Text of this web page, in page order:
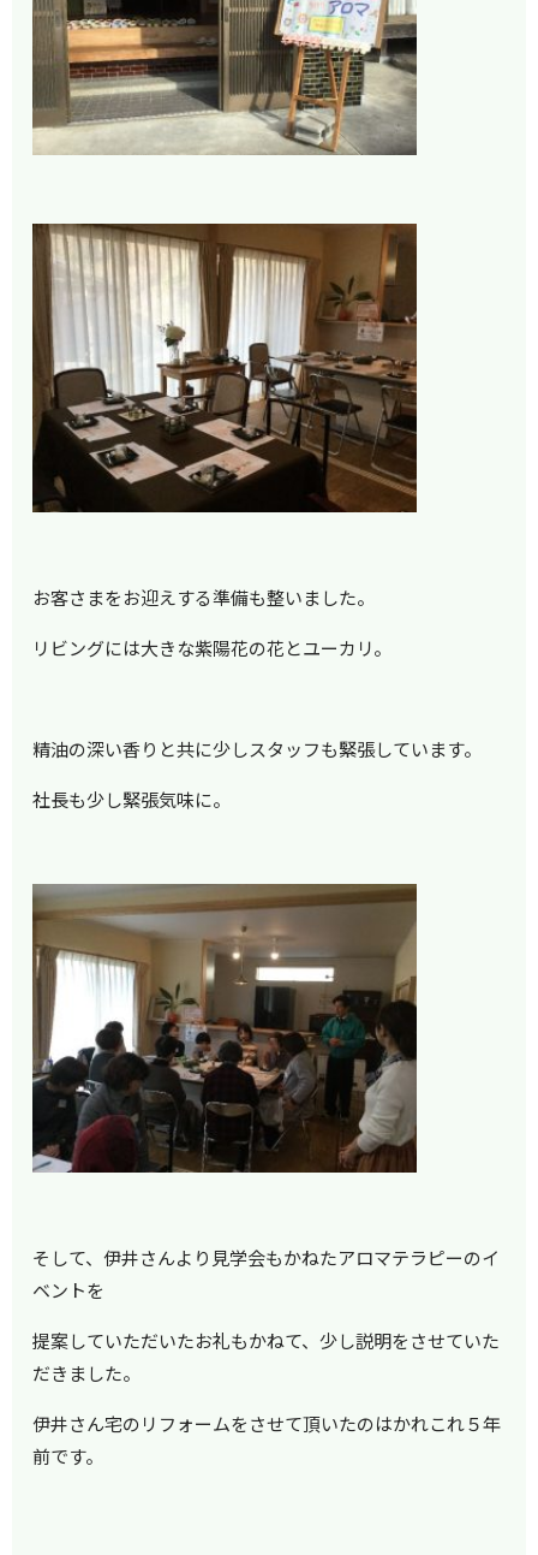
お客さまをお迎えする準備も整いました。
リビングには大きな紫陽花の花とユーカリ。
精油の深い香りと共に少しスタッフも緊張しています。
社長も少し緊張気味に。
そして、伊井さんより見学会もかねたアロマテラピーのイ
ベントを
提案していただいたお礼もかねて、少し説明をさせていた
だきました。
伊井さん宅のリフォームをさせて頂いたのはかれこれ５年
前です。